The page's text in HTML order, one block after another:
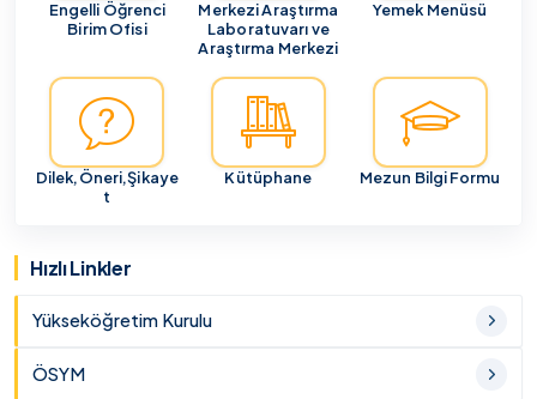
Engelli Öğrenci
Birim Ofisi
Merkezi Araştırma
Laboratuvarı ve
Araştırma Merkezi
Yemek Menüsü
Dilek,Öneri,Şikaye
t
Kütüphane Mezun Bilgi Formu
Hızlı Linkler
Yükseköğretim Kurulu
ÖSYM